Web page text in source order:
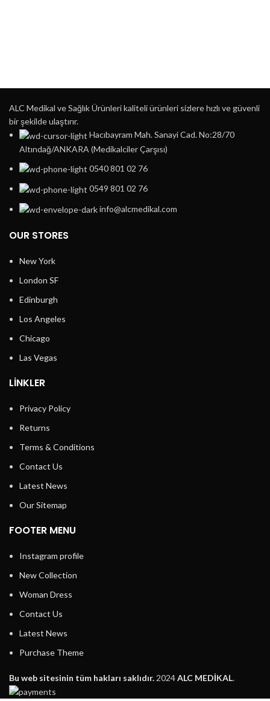
ALC Medikal ve Sağlık Ürünleri kaliteli ürünleri sizlere hızlı ve güvenli
bir şekilde ulaştırır.
Hacıbayram Mah. Sanayi Cad. No:28/70
Altındağ/ANKARA (Medikalciler Çarşısı)
0540 801 02 76
0549 801 02 76
info@alcmedikal.com
OUR STORES
New York
London SF
Edinburgh
Los Angeles
Chicago
Las Vegas
LINKLER
Privacy Policy
Returns
Terms & Conditions
Contact Us
Latest News
Our Sitemap
FOOTER MENU
Instagram profile
New Collection
Woman Dress
Contact Us
Latest News
Purchase Theme
Bu web sitesinin tüm hakları saklıdır. 2024ALC MEDİKAL.